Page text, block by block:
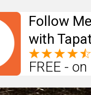
Follow
with
FREE -